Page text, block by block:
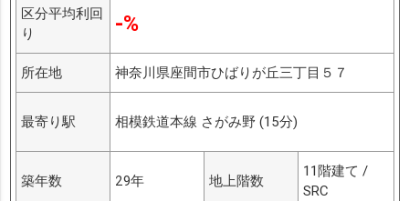
区分平均利回
り
-%
所在地 神奈川県座間市ひばりが丘三丁目５７
最寄り駅 相模鉄道本線 さがみ野 (15分)
築年数 29年 地上階数
11階建て /
SRC